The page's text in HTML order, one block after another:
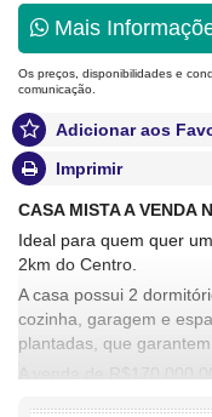
Mais
Os preços, disponibilidades e
comunicação.
Adicionar aos
Imprimir
CASA MISTA A VENDA
Ideal para quem quer
2km do Centro.
A casa possui 2
cozinha, garagem e
plantadas, que
A venda de